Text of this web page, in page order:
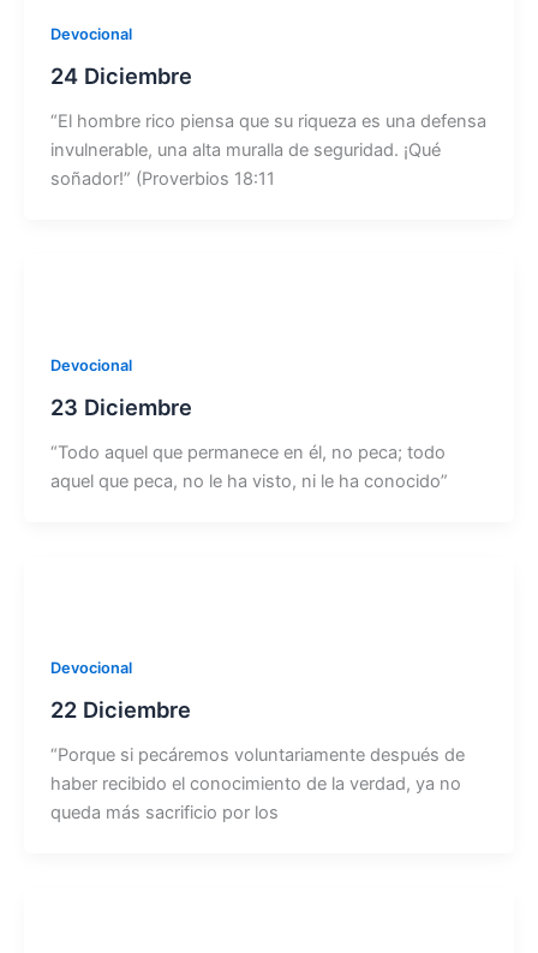
Devocional
24 Diciembre
“El hombre rico piensa que su riqueza es una defensa
invulnerable, una alta muralla de seguridad. ¡Qué
soñador!” (Proverbios 18:11
Devocional
23 Diciembre
“Todo aquel que permanece en él, no peca; todo
aquel que peca, no le ha visto, ni le ha conocido”
Devocional
22 Diciembre
“Porque si pecáremos voluntariamente después de
haber recibido el conocimiento de la verdad, ya no
queda más sacrificio por los